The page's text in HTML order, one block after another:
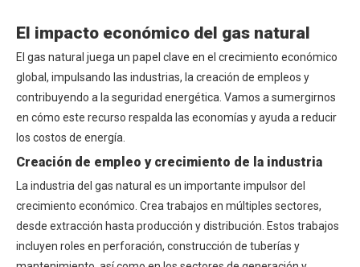
El impacto económico del gas natural
El gas natural juega un papel clave en el crecimiento económico
global, impulsando las industrias, la creación de empleos y
contribuyendo a la seguridad energética. Vamos a sumergirnos
en cómo este recurso respalda las economías y ayuda a reducir
los costos de energía.
Creación de empleo y crecimiento de la industria
La industria del gas natural es un importante impulsor del
crecimiento económico. Crea trabajos en múltiples sectores,
desde extracción hasta producción y distribución. Estos trabajos
incluyen roles en perforación, construcción de tuberías y